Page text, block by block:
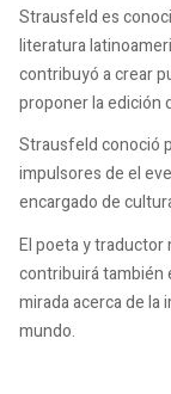
Strausfeld es
literatura
contribuyó a crear
proponer la edición
Strausfeld conoció
impulsores de el
encargado de
El poeta y traductor
contribuirá también
mirada acerca de la
mundo.